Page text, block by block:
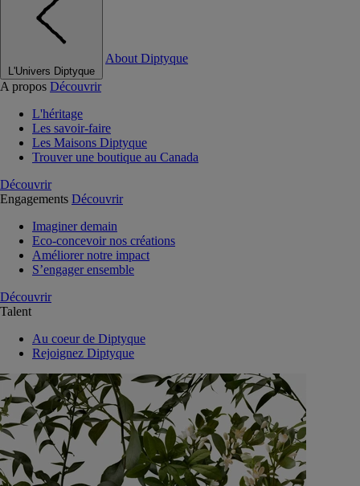
L'Univers Diptyque
About Diptyque
A propos Découvrir
L'héritage
Les savoir-faire
Les Maisons Diptyque
Trouver une boutique au Canada
Découvrir
Engagements Découvrir
Imaginer demain
Eco-concevoir nos créations
Améliorer notre impact
S’engager ensemble
Découvrir
Talent
Au coeur de Diptyque
Rejoignez Diptyque